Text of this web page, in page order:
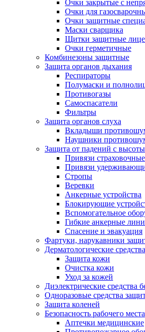
Очки закрытые с
Очки для
Очки защитные
Маски сварщика
Щитки защитные
Очки герметичные
Комбинезоны защитные
Защита органов дыхания
Респираторы
Полумаски и
Противогазы
Самоспасатели
Фильтры
Защита органов слуха
Вкладыши
Наушники
Защита от падений с высоты
Привязи страховочные
Привязи
Стропы
Веревки
Анкерные устройства
Блокирующие
Вспомогательное
Гибкие анкерные
Спасение и эвакуация
Фартуки, нарукавники
Дерматологические средства
Защита кожи
Очистка кожи
Уход за кожей
Диэлектрические средства
Одноразовые средства
Защита коленей
Безопасность рабочего места
Аптечки медицинские